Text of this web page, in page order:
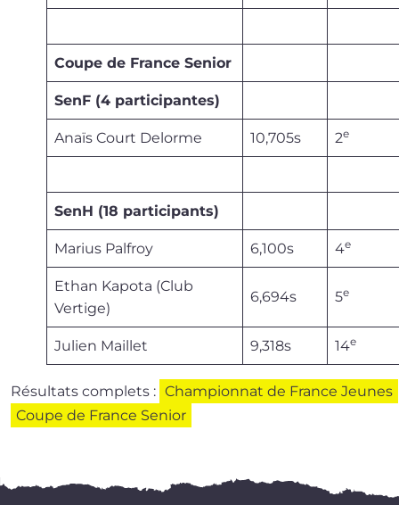
Coupe de France Senior
SenF (4 participantes)
Anaïs Court Delorme 10,705s 2e
SenH (18 participants)
Marius Palfroy 6,100s 4e
Ethan Kapota (Club
Vertige)
6,694s 5e
Julien Maillet 9,318s 14e
Résultats com­plets : Championnat de France Jeunes
Coupe de France Senior